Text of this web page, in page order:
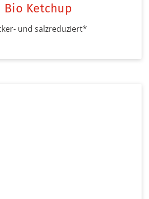
Bio Ketchup
und salzreduziert*